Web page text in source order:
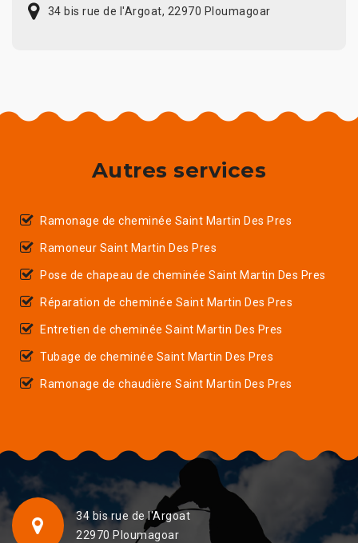
34 bis rue de l'Argoat, 22970 Ploumagoar
Autres services
Ramonage de cheminée Saint Martin Des Pres
Ramoneur Saint Martin Des Pres
Pose de chapeau de cheminée Saint Martin Des Pres
Réparation de cheminée Saint Martin Des Pres
Entretien de cheminée Saint Martin Des Pres
Tubage de cheminée Saint Martin Des Pres
Ramonage de chaudière Saint Martin Des Pres
34 bis rue de l'Argoat
22970 Ploumagoar